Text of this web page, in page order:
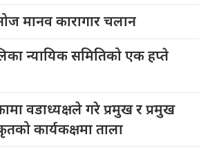
मानव कारागार चलान
न्यायिक समितिको एक हप्ते
वडाध्यक्षले गरे प्रमुख र प्रमुख
कार्यकक्षमा ताला